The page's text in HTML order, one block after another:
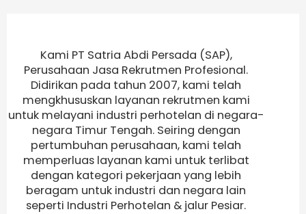
Kami PT Satria Abdi Persada (SAP),
Perusahaan Jasa Rekrutmen Profesional.
Didirikan pada tahun 2007, kami telah
mengkhususkan layanan rekrutmen kami
untuk melayani industri perhotelan di negara-
negara Timur Tengah. Seiring dengan
pertumbuhan perusahaan, kami telah
memperluas layanan kami untuk terlibat
dengan kategori pekerjaan yang lebih
beragam untuk industri dan negara lain
seperti Industri Perhotelan & jalur Pesiar.